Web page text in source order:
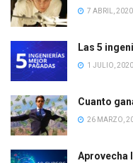
7 ABRIL, 2020
Las 5
1 JULIO, 2020
Cuanto
26 MARZO,
Aprovecha